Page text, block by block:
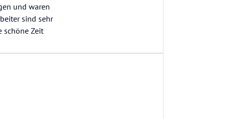
und waren
sind sehr
schöne Zeit